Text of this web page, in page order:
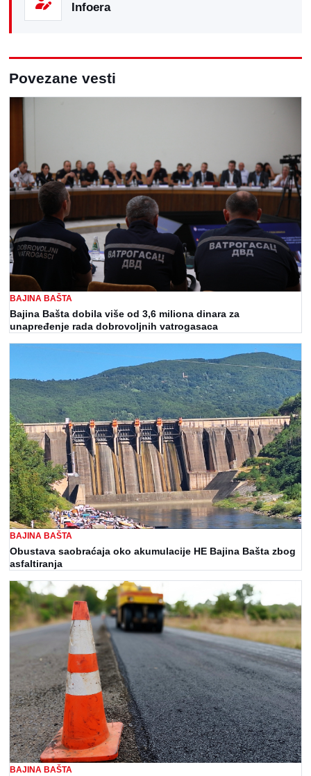
Infoera
Povezane vesti
BAJINA BAŠTA
Bajina Bašta dobila više od 3,6 miliona dinara za
unapređenje rada dobrovoljnih vatrogasaca
BAJINA BAŠTA
Obustava saobraćaja oko akumulacije HE Bajina Bašta zbog
asfaltiranja
BAJINA BAŠTA